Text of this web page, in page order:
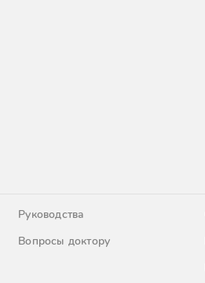
Руководства
Вопросы доктору